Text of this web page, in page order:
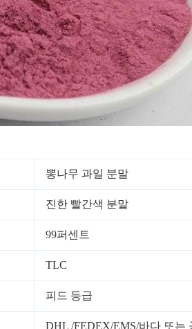
뽕나무 과일 분말
진한 빨간색 분말
99퍼센트
TLC
피드 등급
DHL /FEDEX/EMS/바다 또는